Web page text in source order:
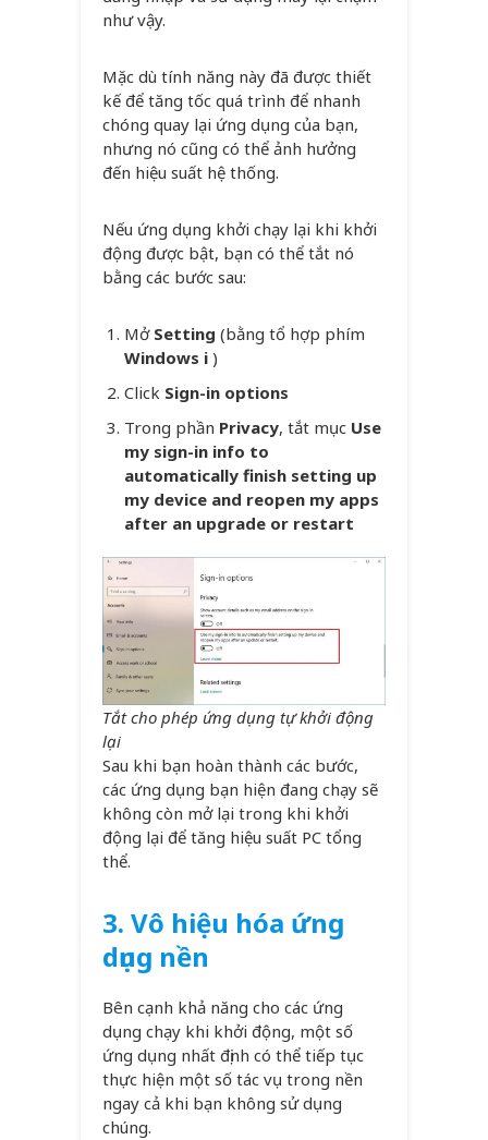
như vậy.
Mặc dù tính năng này đã được thiết
kế để tăng tốc quá trình để nhanh
chóng quay lại ứng dụng của bạn,
nhưng nó cũng có thể ảnh hưởng
đến hiệu suất hệ thống.
Nếu ứng dụng khởi chạy lại khi khởi
động được bật, bạn có thể tắt nó
bằng các bước sau:
Mở Setting (bằng tổ hợp phím
Windows i )
Click Sign-in options
Trong phần Privacy, tắt mục Use
my sign-in info to
automatically finish setting up
my device and reopen my apps
after an upgrade or restart
Tắt cho phép ứng dụng tự khởi động
lại
Sau khi bạn hoàn thành các bước,
các ứng dụng bạn hiện đang chạy sẽ
không còn mở lại trong khi khởi
động lại để tăng hiệu suất PC tổng
thể.
3. Vô hiệu hóa ứng
dụng nền
Bên cạnh khả năng cho các ứng
dụng chạy khi khởi động, một số
ứng dụng nhất định có thể tiếp tục
thực hiện một số tác vụ trong nền
ngay cả khi bạn không sử dụng
chúng.